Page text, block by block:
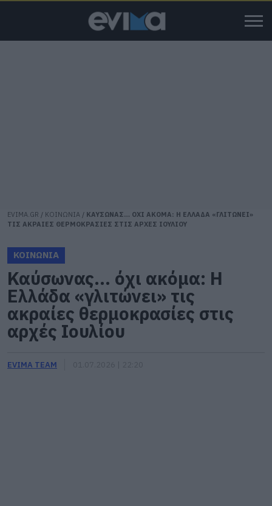
EVIMA.GR / ΚΟΙΝΩΝΙΑ / ΚΑΥΣΩΝΑΣ… ΟΧΙ ΑΚΟΜΑ: Η ΕΛΛΑΔΑ «ΓΛΙΤΩΝΕΙ»
ΤΙΣ ΑΚΡΑΙΕΣ ΘΕΡΜΟΚΡΑΣΙΕΣ ΣΤΙΣ ΑΡΧΕΣ ΙΟΥΛΙΟΥ
ΚΟΙΝΩΝΙΑ
Καύσωνας… όχι ακόμα: Η
Ελλάδα «γλιτώνει» τις
ακραίες θερμοκρασίες στις
αρχές Ιουλίου
EVIMA TEAM